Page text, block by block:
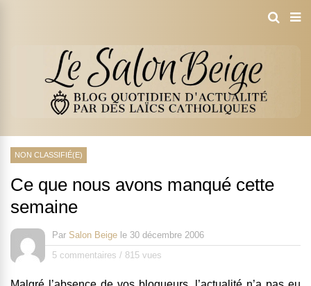
NON CLASSIFIÉ(E)
Ce que nous avons manqué cette
semaine
Par Salon Beige le 30 décembre 2006
5 commentaires / 815 vues